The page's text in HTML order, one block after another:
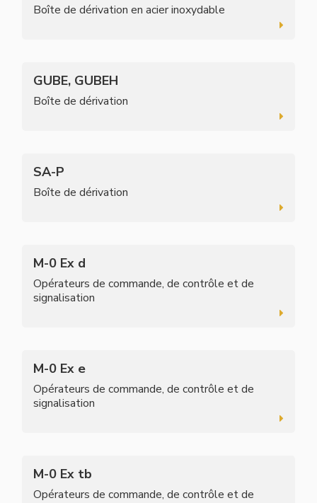
Boîte de dérivation en acier inoxydable
GUBE, GUBEH
Boîte de dérivation
SA-P
Boîte de dérivation
M-0 Ex d
Opérateurs de commande, de contrôle et de
signalisation
M-0 Ex e
Opérateurs de commande, de contrôle et de
signalisation
M-0 Ex tb
Opérateurs de commande, de contrôle et de